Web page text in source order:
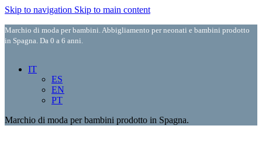
Skip to navigation Skip to main content
Marchio di moda per bambini. Abbigliamento per neonati e bambini prodotto
in Spagna. Da 0 a 6 anni.
IT
ES
EN
PT
Marchio di moda per bambini prodotto in Spagna.